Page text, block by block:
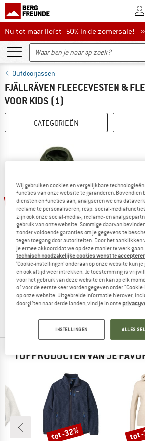
Nu tot maar liefst -50% in de zomersale!
Nu tot maar liefst -50% in de zomersale! »
Outdoorjassen
FJÄLLRÄVEN FLEECEVESTEN &
VOOR KIDS (1)
CATEGORIEËN
tot -25%
FJÄLLRÄVEN
Kid's Keb Fleece Hoodie
Wollen vest
€ 159,95vanaf € 119,96
TOPPRODUCTEN VAN JE
Korting
tot -32% tot
Wij gebruiken cookies en vergelijkbare
functies van onze website te garanderen. Bovendien
diensten en functies aan, analyseren we ons
reclame te personaliseren, resp. social-
zijn ook onze social-media-, reclame- en
gebruik van onze website. Sommige daarvan
zonder voldoende garanties om je gegevens te
tegen toegang door autoriteiten. Door het aanklikken
je ermee akkoord dat we op deze manier te werk gaan.
technisch noodzakelijke cookies wenst te
‘Cookie-instellingen’ onderaan op onze website kun
en ook altijd weer intrekken. Je toestemming is
voor het gebruik van deze website en kan op elk
of voor de eerste keer worden gegeven onder
op onze website. Uitgebreide informatie hierover,
doorgiften naar derde landen, vind je in onze
INSTELLINGEN ALLES